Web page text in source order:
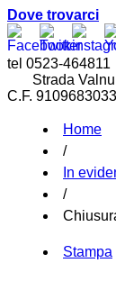
Dove trovarci
tel 0523-464811
Strada
C.F.
Home
/
In
/
Stampa